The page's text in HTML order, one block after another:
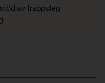
av trappsteg